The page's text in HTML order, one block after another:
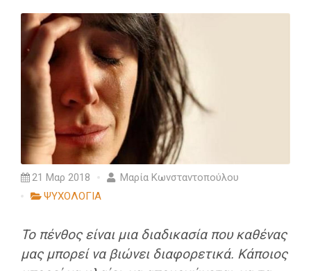
21 Μαρ 2018
Μαρία Κωνσταντοπούλου
ΨΥΧΟΛΟΓΙΑ
Το πένθος είναι μια διαδικασία που καθένας
μας μπορεί να βιώνει διαφορετικά. Κάποιος